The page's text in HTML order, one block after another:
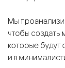
Мы
чтобы создать
которые будут
и в